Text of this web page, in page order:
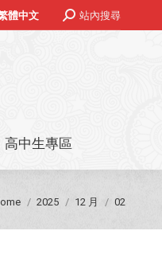
體中文 Search:站內搜尋
高中生專區
are here:
2025 12 月 02
高中生專區